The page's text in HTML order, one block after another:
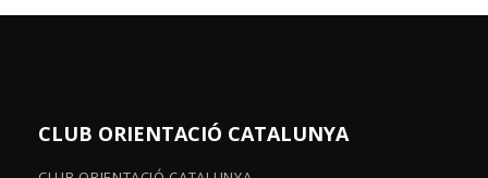
CLUB ORIENTACIÓ CATALUNYA